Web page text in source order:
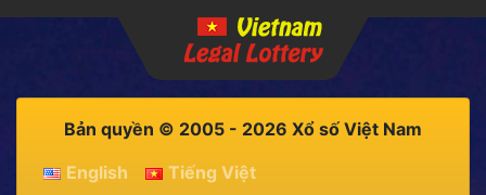
Bản quyền © 2005 - 2026 Xổ số Việt Nam
English
Tiếng Việt